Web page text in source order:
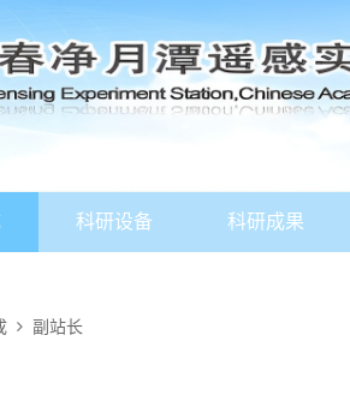
科研设备 科研成果
副站长